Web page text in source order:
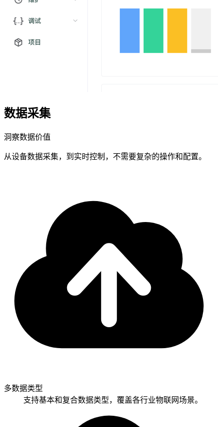
数据采集
洞察数据价值
从设备数据采集，到实时控制，不需要复杂的操作和配置。
多数据类型
支持基本和复合数据类型，覆盖各行业物联网场景。